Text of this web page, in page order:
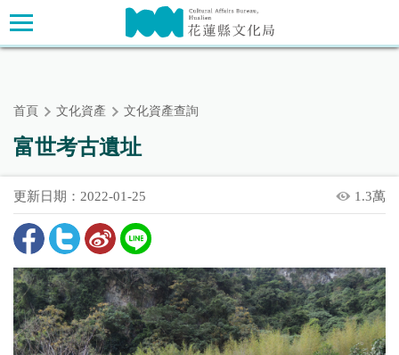
跳
到
主
主要內容區塊
首頁 文化資產 文化資產查詢
富世考古遺址
更新日期：2022-01-25 1.3萬